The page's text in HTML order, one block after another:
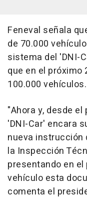
Feneval señala
de 70.000
sistema del 'DNI-
que en el
100.000 vehículos.
"Ahora y, desde
'DNI-Car' encara
nueva instrucción
la Inspección
presentando en
vehículo esta
comenta el